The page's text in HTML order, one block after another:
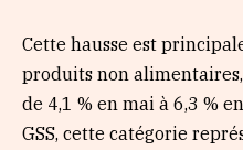
Cette hausse est
produits non
de 4,1 % en mai à 6,3 %
GSS, cette catégorie